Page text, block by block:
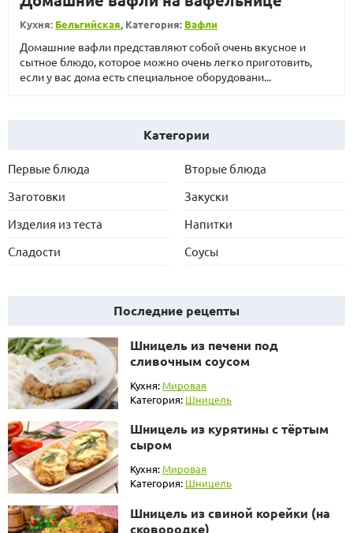
Кухня: Бельгийская, Категория: Вафли
Домашние вафли представляют собой очень вкусное и
сытное блюдо, которое можно очень легко приготовить,
если у вас дома есть специальное оборудовани...
Категории
Первые блюда
Вторые блюда
Заготовки
Закуски
Изделия из теста
Напитки
Сладости
Соусы
Последние рецепты
Шницель из печени под
сливочным соусом
Кухня: Мировая
Категория: Шницель
Шницель из курятины с тёртым
сыром
Кухня:Мировая
Категория: Шницель
Шницель из свиной корейки (на
сковородке)